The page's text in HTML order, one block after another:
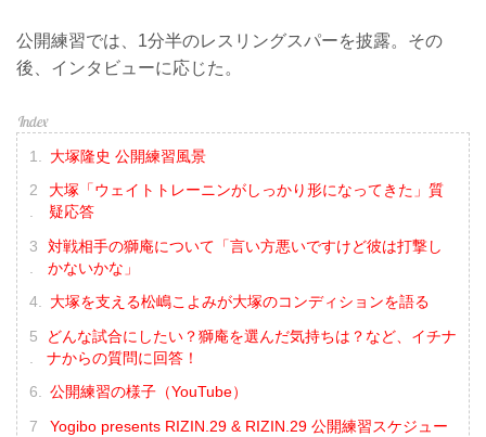
公開練習では、1分半のレスリングスパーを披露。その
後、インタビューに応じた。
大塚隆史 公開練習風景
大塚「ウェイトトレーニンがしっかり形になってきた」質
疑応答
対戦相手の獅庵について「言い方悪いですけど彼は打撃し
かないかな」
大塚を支える松嶋こよみが大塚のコンディションを語る
どんな試合にしたい？獅庵を選んだ気持ちは？など、イチナ
ナからの質問に回答！
公開練習の様子（YouTube）
Yogibo presents RIZIN.29 & RIZIN.29 公開練習スケジュー